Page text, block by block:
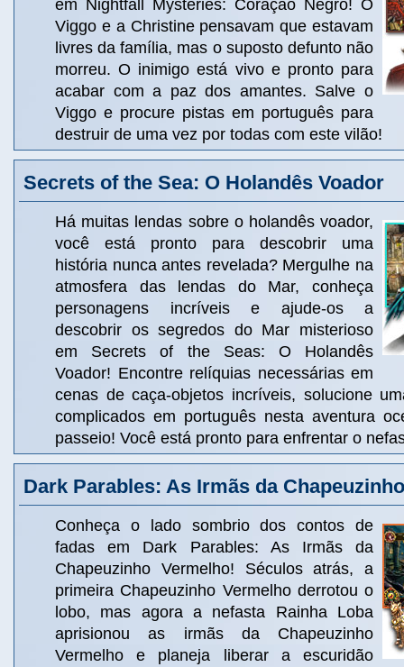
em Nightfall Mysteries: Coração Negro! O
Viggo e a Christine pensavam que estavam
livres da família, mas o suposto defunto não
morreu. O inimigo está vivo e pronto para
acabar com a paz dos amantes. Salve o
Viggo e procure pistas em português para
destruir de uma vez por todas com este vilão!
Secrets of the Sea: O Holandês Voador
Há muitas lendas sobre o holandês voador,
você está pronto para descobrir uma
história nunca antes revelada? Mergulhe na
atmosfera das lendas do Mar, conheça
personagens incríveis e ajude-os a
descobrir os segredos do Mar misterioso
em Secrets of the Seas: O Holandês
Voador! Encontre relíquias necessárias em
cenas de caça-objetos incríveis, solucione
complicados em português nesta aventura
passeio! Você está pronto para enfrentar o
Dark Parables: As Irmãs da
Conheça o lado sombrio dos contos de
fadas em Dark Parables: As Irmãs da
Chapeuzinho Vermelho! Séculos atrás, a
primeira Chapeuzinho Vermelho derrotou o
lobo, mas agora a nefasta Rainha Loba
aprisionou as irmãs da Chapeuzinho
Vermelho e planeja liberar a escuridão